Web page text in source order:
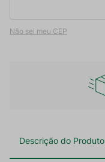
Não sei meu CEP
Descrição do Produto